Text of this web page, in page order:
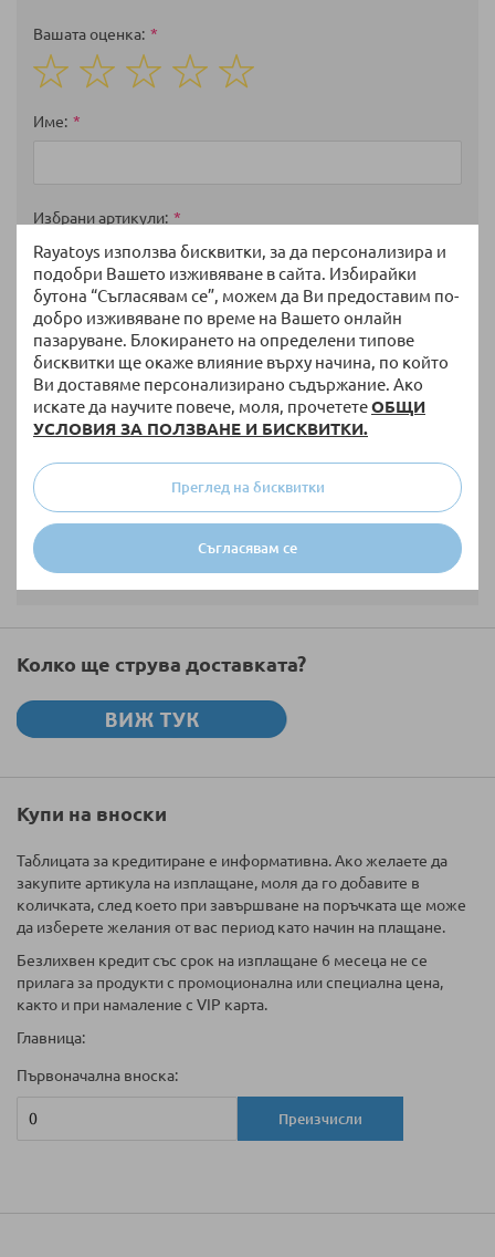
Rayatoys използва бисквитки, за да персонализира и
подобри Вашето изживяване в сайта. Избирайки
бутона “Съгласявам се”, можем да Ви предоставим по-
добро изживяване по време на Вашето онлайн
пазаруване. Блокирането на определени типове
бисквитки ще окаже влияние върху начина, по който
Ви доставяме персонализирано съдържание. Ако
искате да научите повече, моля, прочететеОБЩИ
УСЛОВИЯ ЗА ПОЛЗВАНЕ И БИСКВИТКИ.
Съгласявам се
Преглед на бисквитки
Вашата оценка
star
stars
stars
stars
stars
Име
Избрани артикули
Мнение
Колко ще струва доставката?
Купи на вноски
Таблицата за кредитиране е информативна. Ако желаете да
закупите артикула на изплащане, моля да го добавите в
количката, след което при завършване на поръчката ще може
да изберете желания от вас период като начин на плащане.
Безлихвен кредит със срок на изплащане 6 месеца не се
прилага за продукти с промоционална или специална цена,
както и при намаление с VIP карта.
Главница:
Първоначална вноска:
Преизчисли